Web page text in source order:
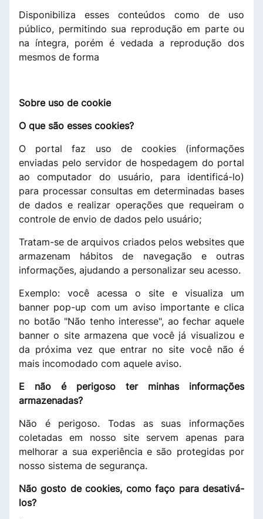
Disponibiliza esses conteúdos como de uso
público, permitindo sua reprodução em parte ou
na íntegra, porém é vedada a reprodução dos
mesmos de forma
Sobre uso de cookie
O que são esses cookies?
O portal faz uso de cookies (informações
enviadas pelo servidor de hospedagem do portal
ao computador do usuário, para identificá-lo)
para processar consultas em determinadas bases
de dados e realizar operações que requeiram o
controle de envio de dados pelo usuário;
Tratam-se de arquivos criados pelos websites que
armazenam hábitos de navegação e outras
informações, ajudando a personalizar seu acesso.
Exemplo: você acessa o site e visualiza um
banner pop-up com um aviso importante e clica
no botão "Não tenho interesse", ao fechar aquele
banner o site armazena que você já visualizou e
da próxima vez que entrar no site você não é
mais incomodado com aquele aviso.
E não é perigoso ter minhas informações
armazenadas?
Não é perigoso. Todas as suas informações
coletadas em nosso site servem apenas para
melhorar a sua experiência e são protegidas por
nosso sistema de segurança.
Não gosto de cookies, como faço para desativá-
los?